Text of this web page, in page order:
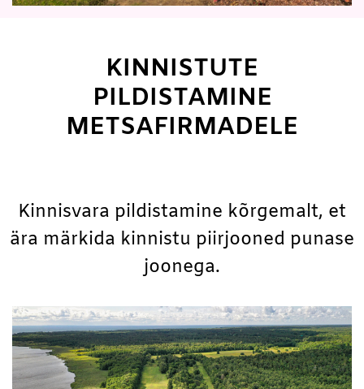
KINNISTUTE
PILDISTAMINE
METSAFIRMADELE
Kinnisvara pildistamine kõrgemalt, et
ära märkida kinnistu piirjooned punase
joonega.